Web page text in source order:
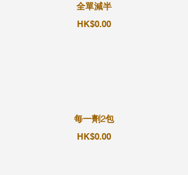
全單減半
HK$0.00
每一劑2包
HK$0.00